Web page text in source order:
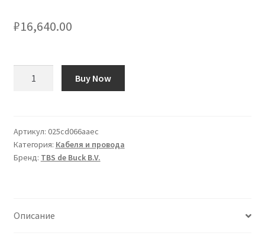
₽16,640.00
potenza
TBS
de
a
Buy Now
Артикул: 025cd066aaec
Категория: Кабеля и провода
Бренд: TBS de Buck B.V.
Описание